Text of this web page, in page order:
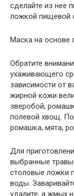
сделайте из нее
ложкой пищевой
Маска на основе
Обратите
ухаживающего
зависимости от
жирной кожи
зверобой,
полевой хвощ.
ромашка, мята,
Для
выбранные травы
столовые ложки
воды.
удалите, а жмых